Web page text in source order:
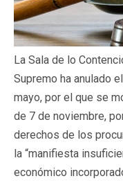
La Sala de lo
Supremo ha anulado
mayo, por el que se
de 7 de noviembre,
derechos de los
la “manifiesta
económico